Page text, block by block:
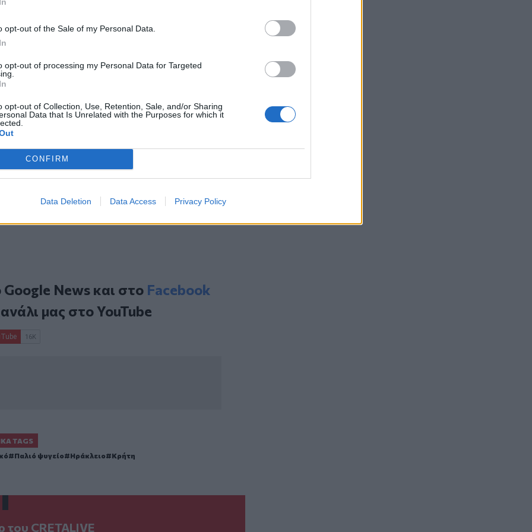
opt-out of the Sale of my Personal Data.
opt-out of processing my Personal Data for Targeted
opt-out of Collection, Use, Retention, Sale, and/or Sharing
Data that Is Unrelated with the Purposes for which it
CONFIRM
Data Deletion Data Access Privacy Policy
θα εκτροχιαστεί ακόμα
ζητήματα ασφάλειας, υγείας και
το ξέρουν όλοι. Χιλιάδες αναμένουν
βάρκες που θα ξεκινήσουν από τη
με έμφαση κυρίως τους νομούς
τους τελευταίους μήνες. Και όσο
στο λιμάνι του Ηρακλείου θα
χρόνου να "σκάσει".
την
του Δρομόνερου και τους πεσόντες
- Στο νοσοκομείο ένας άνδρας
Σχολεία των Χανίων
Google Newsκαι στο Facebook
μας στοYouTube
TAGS
Παλιό ψυγείο Ηράκλειο Κρήτη
του CRETALIVE
σε γήπεδο γκολφ του Τραμπ στην